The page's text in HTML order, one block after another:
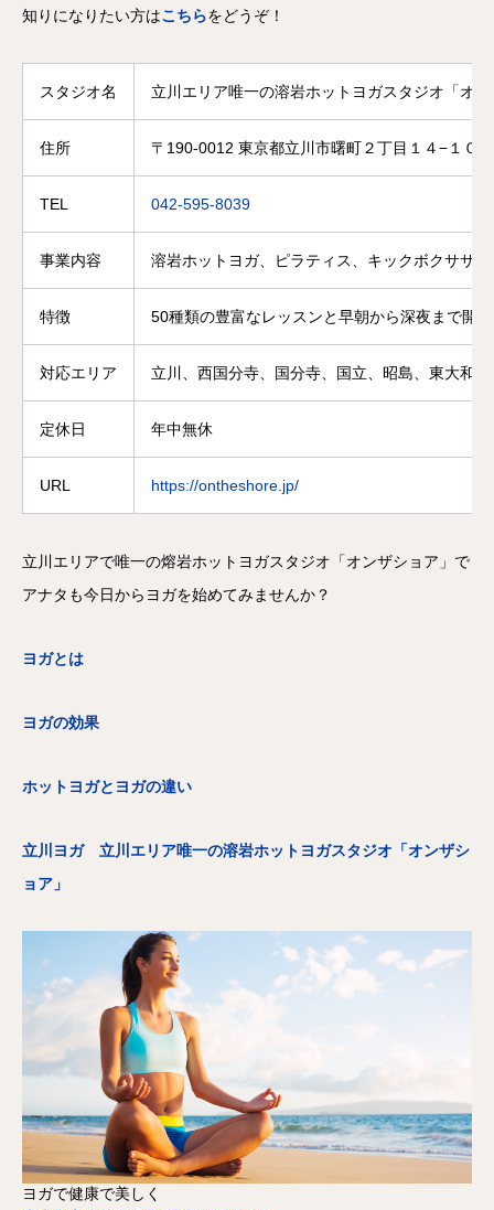
知りになりたい方はこちらをどうぞ！
スタジオ名 立川エリア唯一の溶岩ホットヨガスタジオ「オ
住所 〒190-0012 東京都立川市曙町２丁目１４−１０
TEL 042-595-8039
事業内容 溶岩ホットヨガ、ピラティス、キックボクササ
特徴 50種類の豊富なレッスンと早朝から深夜まで開
対応エリア 立川、西国分寺、国分寺、国立、昭島、東大和
定休日 年中無休
URL https://ontheshore.jp/
立川エリアで唯一の熔岩ホットヨガスタジオ「オンザショア」で
アナタも今日からヨガを始めてみませんか？
ヨガとは
ヨガの効果
ホットヨガとヨガの違い
立川ヨガ 立川エリア唯一の溶岩ホットヨガスタジオ「オンザシ
ョア」
ヨガで健康で美しく